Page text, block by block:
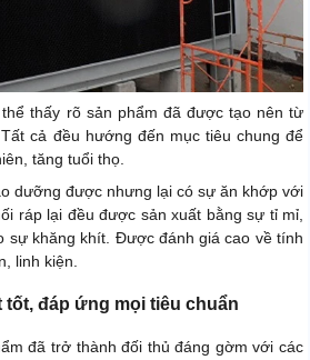
thấy rõ sản phẩm đã được tạo nên từ
cả đều hướng đến mục tiêu chung để
tăng tuổi thọ.
dưỡng được nhưng lại có sự ăn khớp với
ráp lại đều được sản xuất bằng sự tỉ mỉ,
sự khăng khít. Được đánh giá cao về tính
linh kiện.
tốt, đáp ứng mọi tiêu chuẩn
đã trở thành đối thủ đáng gờm với các